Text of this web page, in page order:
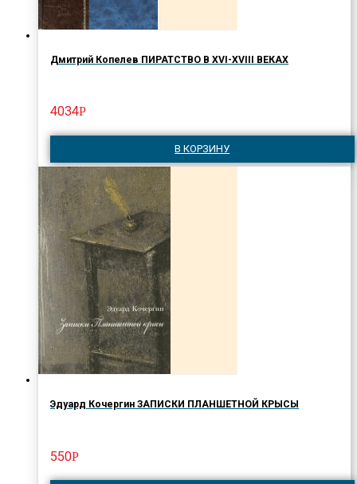
Дмитрий Копелев ПИРАТСТВО В XVI-XVIII ВЕКАХ
4034Р
В КОРЗИНУ
Эдуард Кочергин ЗАПИСКИ ПЛАНШЕТНОЙ КРЫСЫ
550Р